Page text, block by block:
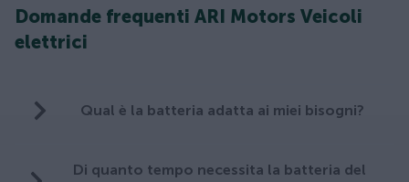
Domande frequenti ARI Motors Veicoli
elettrici
Qual è la batteria adatta ai miei bisogni?
Di quanto tempo necessita la batteria del